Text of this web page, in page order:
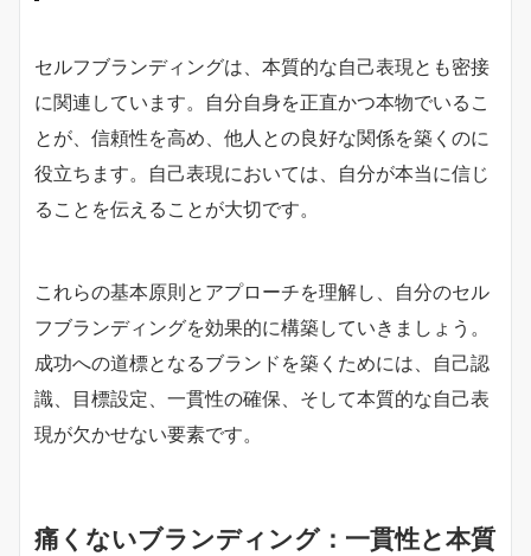
セルフブランディングは、本質的な自己表現とも密接
に関連しています。自分自身を正直かつ本物でいるこ
とが、信頼性を高め、他人との良好な関係を築くのに
役立ちます。自己表現においては、自分が本当に信じ
ることを伝えることが大切です。
これらの基本原則とアプローチを理解し、自分のセル
フブランディングを効果的に構築していきましょう。
成功への道標となるブランドを築くためには、自己認
識、目標設定、一貫性の確保、そして本質的な自己表
現が欠かせない要素です。
痛くないブランディング：一貫性と本質